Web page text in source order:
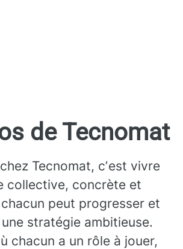
de Tecnomat
Tecnomat, cʼest vivre
collective, concrète et
peut progresser et
stratégie ambitieuse.
chacun a un rôle à jouer,